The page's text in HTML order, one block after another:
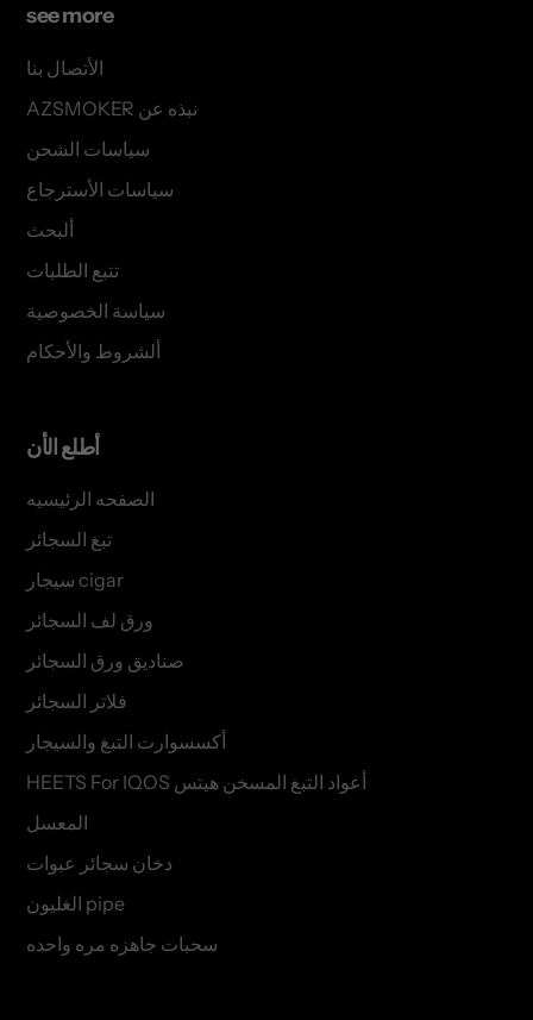
see more
الأتصال بنا
AZSMOKER نبذه عن
سياسات الشحن
سياسات الأسترجاع
ألبحث
تتبع الطلبات
سياسة الخصوصية
ألشروط والأحكام
أطلع الأن
الصفحه الرئيسيه
تبغ السجائر
سيجار cigar
ورق لف السجائر
صناديق ورق السجائر
فلاتر السجائر
أكسسوارت التبغ والسيجار
HEETS For IQOS أعواد التبغ المسخن هيتس
المعسل
دخان سجائر عبوات
الغليون pipe
سحبات جاهزه مره واحده